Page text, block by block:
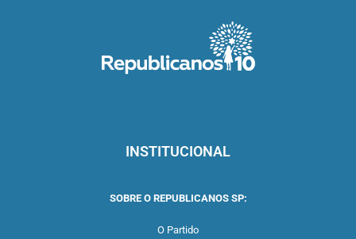
INSTITUCIONAL
SOBRE O REPUBLICANOS SP:
O Partido